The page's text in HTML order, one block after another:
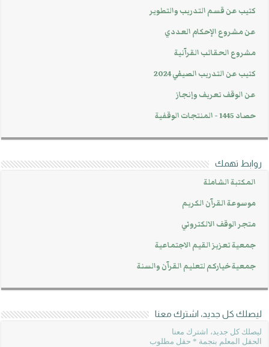
كتيب عن قسم التدريب والتطوير
عن مشروع الإحكام العددي
مشروع الحقائب القرآنية
كتيب عن التدريب الصيفي 2024
عن الوقف تعريف وإنجاز
حصاد 1445 - المنتجات الوقفية
روابط تهمك
المكتبة الشاملة
موسوعة القرآن الكريم
متجر الوقف الالكتروني
جمعية تعزيز القيم الاجتماعية
جمعية خياركم لتعليم القرآن والسنة
ليصلك كل جديد، اشترك معنا
ليصلك كل جديد، اشترك معنا
الحقل المعلم بنجمة * حقل مطلوب